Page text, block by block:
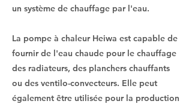
un système de chauffage par l'eau.
La pompe à chaleur Heiwa est capable de
fournir de l'eau chaude pour le chauffage
des radiateurs, des planchers chauffants
ou des ventilo-convecteurs. Elle peut
également être utilisée pour la production